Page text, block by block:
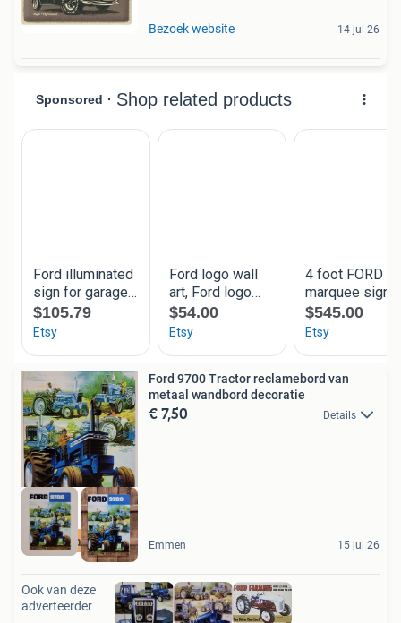
Bezoek website 14 jul 26
Ruim aanbod
Ford 9700 Tractor reclamebord van
metaal wandbord decoratie
€ 7,50 Details
Emmen 15 jul 26
Ook van deze
adverteerder